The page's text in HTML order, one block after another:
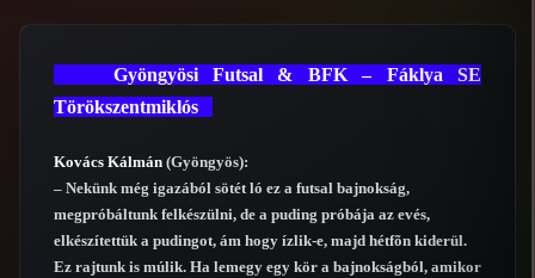
Gyöngyösi Futsal & BFK – Fáklya SE
Törökszentmiklós
Kovács Kálmán (Gyöngyös):
– Nekünk még igazából sötét ló ez a futsal bajnokság,
megpróbáltunk felkészülni, de a puding próbája az evés,
elkészítettük a pudingot, ám hogy ízlik-e, majd hétfõn kiderül.
Ez rajtunk is múlik. Ha lemegy egy kör a bajnokságból, amikor